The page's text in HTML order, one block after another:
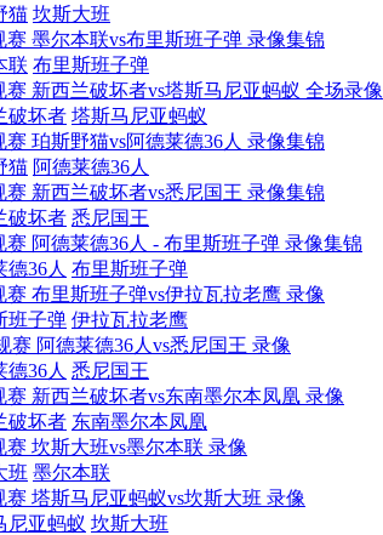
猫 坎斯大班
墨尔本联vs布里斯班子弹 录像集锦
联 布里斯班子弹
新西兰破坏者vs塔斯马尼亚蚂蚁 全场录像
破坏者 塔斯马尼亚蚂蚁
珀斯野猫vs阿德莱德36人 录像集锦
猫 阿德莱德36人
新西兰破坏者vs悉尼国王 录像集锦
破坏者 悉尼国王
阿德莱德36人 - 布里斯班子弹 录像集锦
德36人 布里斯班子弹
布里斯班子弹vs伊拉瓦拉老鹰 录像
班子弹 伊拉瓦拉老鹰
赛 阿德莱德36人vs悉尼国王 录像
德36人 悉尼国王
新西兰破坏者vs东南墨尔本凤凰 录像
破坏者 东南墨尔本凤凰
坎斯大班vs墨尔本联 录像
班 墨尔本联
塔斯马尼亚蚂蚁vs坎斯大班 录像
尼亚蚂蚁 坎斯大班